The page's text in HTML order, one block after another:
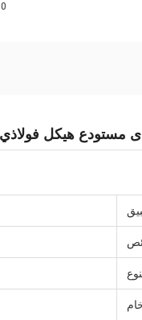
50
مستودع هيكل